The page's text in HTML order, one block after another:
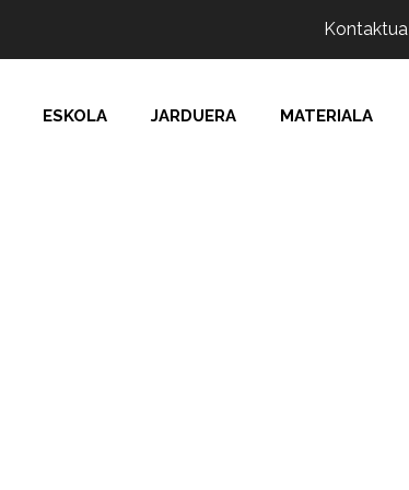
Kontaktua
ESKOLA JARDUERA MATERIALA